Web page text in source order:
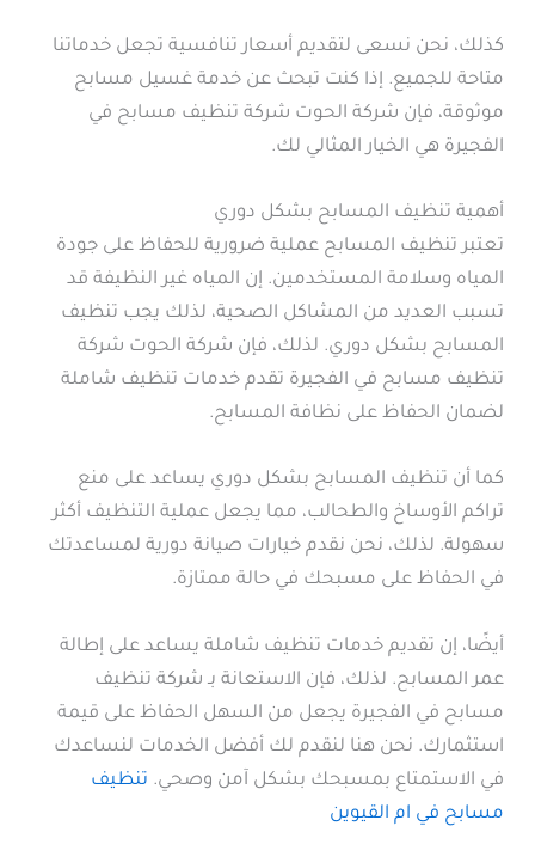
كذلك، نحن نسعى لتقديم أسعار تنافسية تجعل خدماتنا
متاحة للجميع. إذا كنت تبحث عن خدمة غسيل مسابح
موثوقة، فإن شركة الحوت شركة تنظيف مسابح في
الفجيرة هي الخيار المثالي لك.
أهمية تنظيف المسابح بشكل دوري
تعتبر تنظيف المسابح عملية ضرورية للحفاظ على جودة
المياه وسلامة المستخدمين. إن المياه غير النظيفة قد
تسبب العديد من المشاكل الصحية، لذلك يجب تنظيف
المسابح بشكل دوري. لذلك، فإن شركة الحوت شركة
تنظيف مسابح في الفجيرة تقدم خدمات تنظيف شاملة
لضمان الحفاظ على نظافة المسابح.
كما أن تنظيف المسابح بشكل دوري يساعد على منع
تراكم الأوساخ والطحالب، مما يجعل عملية التنظيف أكثر
سهولة. لذلك، نحن نقدم خيارات صيانة دورية لمساعدتك
في الحفاظ على مسبحك في حالة ممتازة.
أيضًا، إن تقديم خدمات تنظيف شاملة يساعد على إطالة
عمر المسابح. لذلك، فإن الاستعانة بـ شركة تنظيف
مسابح في الفجيرة يجعل من السهل الحفاظ على قيمة
استثمارك. نحن هنا لنقدم لك أفضل الخدمات لنساعدك
في الاستمتاع بمسبحك بشكل آمن وصحي. تنظيف
مسابح في ام القيوين